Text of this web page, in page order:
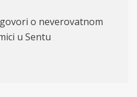
o neverovatnom
u Sentu